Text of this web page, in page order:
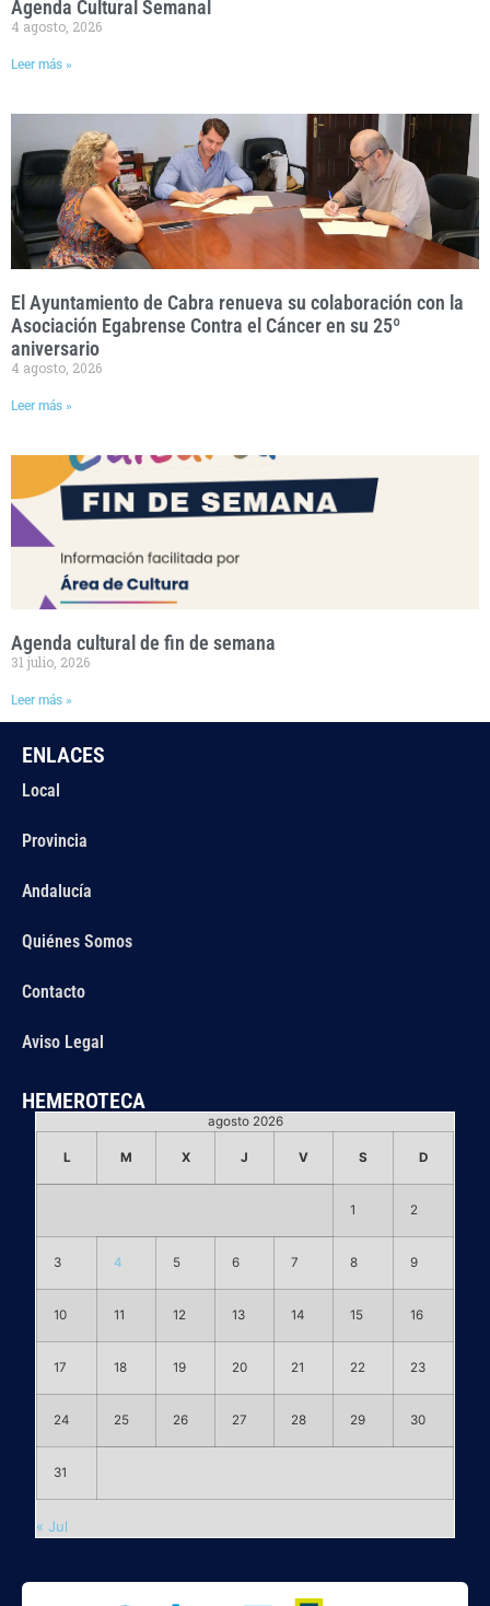
Agenda Cultural Semanal
4 agosto, 2026
Leer más »
El Ayuntamiento de Cabra renueva su colaboración con la
Asociación Egabrense Contra el Cáncer en su 25º
aniversario
4 agosto, 2026
Leer más »
Agenda cultural de fin de semana
31 julio, 2026
Leer más »
ENLACES
Local
Provincia
Andalucía
Quiénes Somos
Contacto
Aviso Legal
HEMEROTECA
agosto 2026
L M X J V S D
1 2
3 4 5 6 7 8 9
10 11 12 13 14 15 16
17 18 19 20 21 22 23
24 25 26 27 28 29 30
31
« Jul